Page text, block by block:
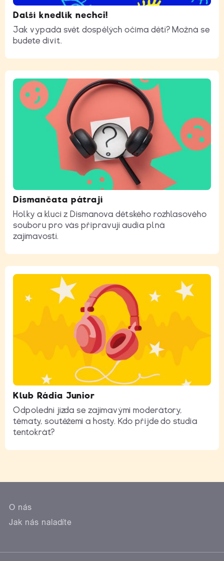
Další knedlík nechci!
Jak vypadá svět dospělých očima dětí? Možná se
budete divit.
Dismančata pátrají
Holky a kluci z Dismanova dětského rozhlasového
souboru pro vás připravují audia plná
zajímavostí.
Klub Rádia Junior
Odpolední jízda se zajímavými moderátory,
tématy, soutěžemi a hosty. Kdo přijde do studia
tentokrát?
O nás
Jak nás naladíte